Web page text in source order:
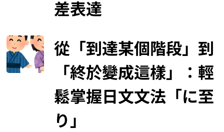
差表達
從「到達某個階段」到
「終於變成這樣」：輕
鬆掌握日文文法「に至
り」